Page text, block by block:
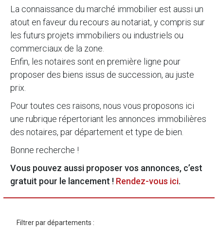
La connaissance du marché immobilier est aussi un
atout en faveur du recours au notariat, y compris sur
les futurs projets immobiliers ou industriels ou
commerciaux de la zone.
Enfin, les notaires sont en première ligne pour
proposer des biens issus de succession, au juste
prix.
Pour toutes ces raisons, nous vous proposons ici
une rubrique répertoriant les annonces immobilières
des notaires, par département et type de bien.
Bonne recherche !
Vous pouvez aussi proposer vos annonces, c’est
gratuit pour le lancement ! Rendez-vous ici.
Filtrer par départements :